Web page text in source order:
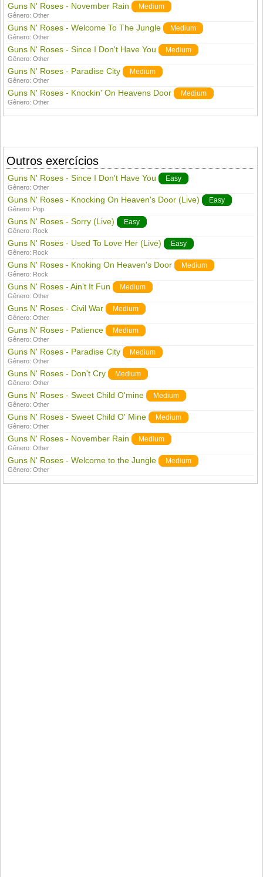
Guns N' Roses - November Rain Medium
Gênero:Other
Guns N' Roses - Welcome To The Jungle Medium
Gênero:Other
Guns N' Roses - Since I Don't Have You Medium
Gênero:Other
Guns N' Roses - Paradise City Medium
Gênero:Other
Guns N' Roses - Knockin' On Heavens Door Medium
Gênero:Other
Outros exercícios
Guns N' Roses - Since I Don't Have You Easy
Gênero:Other
Guns N' Roses - Knocking On Heaven's Door (Live) Easy
Gênero: Pop
Guns N' Roses - Sorry (Live) Easy
Gênero: Rock
Guns N' Roses - Used To Love Her (Live) Easy
Gênero: Rock
Guns N' Roses - Knoking On Heaven's Door Medium
Gênero: Rock
Guns N' Roses - Ain't It Fun Medium
Gênero:Other
Guns N' Roses - Civil War Medium
Gênero:Other
Guns N' Roses - Patience Medium
Gênero:Other
Guns N' Roses - Paradise City Medium
Gênero:Other
Guns N' Roses - Don't Cry Medium
Gênero:Other
Guns N' Roses - Sweet Child O'mine Medium
Gênero:Other
Guns N' Roses - Sweet Child O' Mine Medium
Gênero:Other
Guns N' Roses - November Rain Medium
Gênero:Other
Guns N' Roses - Welcome to the Jungle Medium
Gênero:Other